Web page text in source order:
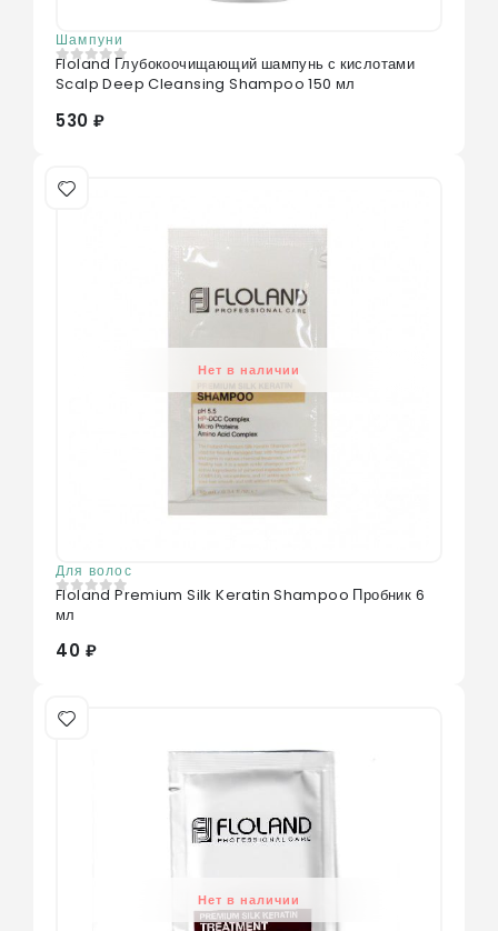
Шампуни
0из 5
Floland Глубокоочищающий шампунь с кислотами
Scalp Deep Cleansing Shampoo 150 мл
530 ₽
Нет в наличии
Для волос
0из 5
Floland Premium Silk Keratin Shampoo Пробник 6
мл
40 ₽
Нет в наличии